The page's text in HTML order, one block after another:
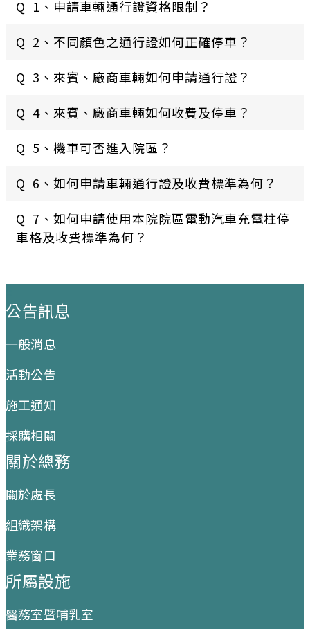
Q 1、申請車輛通行證資格限制？
Q 2、不同顏色之通行證如何正確停車？
Q 3、來賓、廠商車輛如何申請通行證？
Q 4、來賓、廠商車輛如何收費及停車？
Q 5、機車可否進入院區？
Q 6、如何申請車輛通行證及收費標準為何？
Q 7、如何申請使用本院院區電動汽車充電柱停
車格及收費標準為何？
公告訊息
一般消息
活動公告
施工通知
採購相關
關於總務
關於處長
組織架構
業務窗口
所屬設施
醫務室暨哺乳室